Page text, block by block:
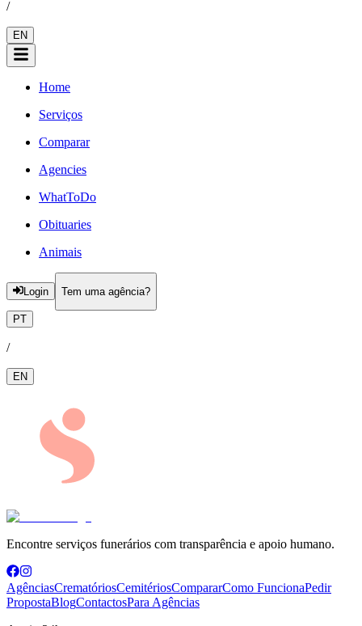
/
EN
Home
Serviços
Comparar
Agencies
WhatToDo
Obituaries
Animais
Login Tem uma agência?
PT
/
EN
Encontre serviços funerários com transparência e apoio humano.
AgênciasCrematóriosCemitériosCompararComo FuncionaPedir
PropostaBlogContactosPara Agências